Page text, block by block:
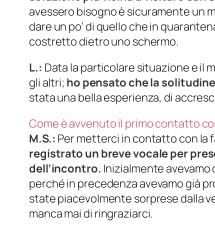
avessero bisogno è sicuramente un
dare un po’ di quello che in
costretto dietro uno schermo.
L.: Data la particolare situazione e il
gli altri; ho pensato che la
stata una bella esperienza, di
Come è avvenuto il primo contatto
M.S.: Per metterci in contatto con la
registrato un breve vocale per
dell’incontro. Inizialmente
perché in precedenza avevamo già
state piacevolmente sorprese dalla
manca mai di ringraziarci.